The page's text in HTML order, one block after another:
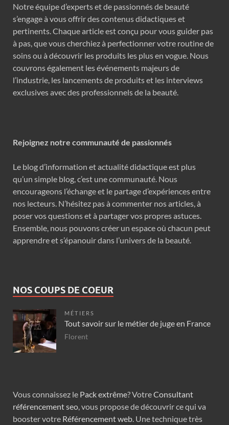
Notre équipe d’experts et de passionnés de beauté
s’engage à vous offrir des contenus didactiques et
pertinents. Chaque article est conçu pour vous guider pas
à pas, que vous cherchiez à perfectionner votre routine de
soins ou à découvrir les produits les plus en vogue. Nous
couvrons également les événements majeurs de
l’industrie, les lancements de produits et les interviews
exclusives avec des professionnels de la beauté.
Rejoignez notre communauté de passionnés
Le blog d’information et actualité didactique est plus
qu’un simple blog, c’est une communauté. Nous
encourageons l’échange et le partage d’expériences entre
nos lecteurs. N’hésitez pas à commenter nos articles, à
poser vos questions et à partager vos propres astuces.
Ensemble, nous pouvons créer un espace où chacun peut
apprendre et s’épanouir dans l’univers de la beauté.
NOS COUPS DE COEUR
MÉTIERS
Tout savoir sur le métier de juge en France
Florent
Vous connaissez le Pack extrême? VotreConsultant
référencement seo , vous propose de découvrir ce qui va
booster votre Référencement web . Une technique très